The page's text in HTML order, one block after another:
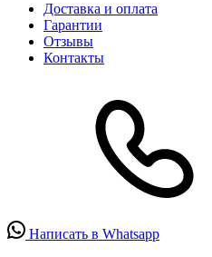
Доставка и оплата
Гарантии
Отзывы
Контакты
Написать в Whatsapp